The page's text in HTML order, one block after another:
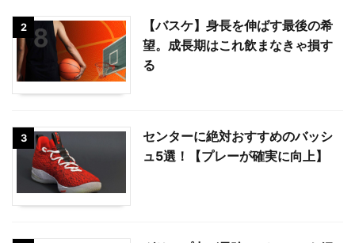
2
【バスケ】身長を伸ばす最後の希
望。成長期はこれ飲まなきゃ損す
る
3
センターに絶対おすすめのバッシ
ュ5選！【プレーが確実に向上】